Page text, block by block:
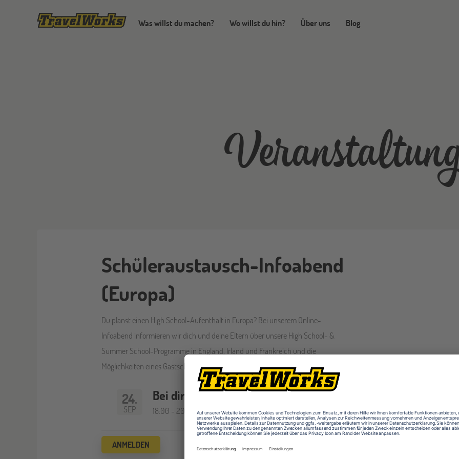
Was willst du machen? Wo willst du hin? Über uns Blog
Schüleraustausch-Infoabend
(Europa)
Du planst einen High School-Aufenthalt in Europa? Bei unserem Online-
Infoabend informieren wir dich und deine Eltern über unsere High School- &
Summer School-Programme in England, Irland und Frankreich und die
Möglichkeiten eines Gastschulaufenthaltes in England und Irland.
24.
SEP
Bei dir zu Hause!
18:00 - 20:00 Uhr
ANMELDEN